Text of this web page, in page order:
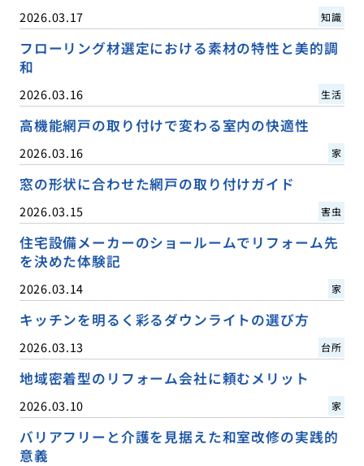
2026.03.17 知識
フローリング材選定における素材の特性と美的調
和
2026.03.16 生活
高機能網戸の取り付けで変わる室内の快適性
2026.03.16 家
窓の形状に合わせた網戸の取り付けガイド
2026.03.15 害虫
住宅設備メーカーのショールームでリフォーム先
を決めた体験記
2026.03.14 家
キッチンを明るく彩るダウンライトの選び方
2026.03.13 台所
地域密着型のリフォーム会社に頼むメリット
2026.03.10 家
バリアフリーと介護を見据えた和室改修の実践的
意義